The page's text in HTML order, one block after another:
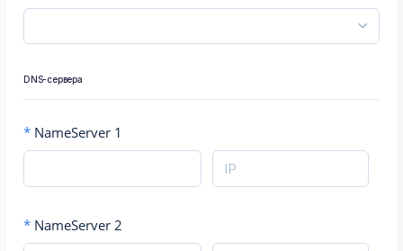
DNS-сервера
* NameServer 1
* NameServer 2